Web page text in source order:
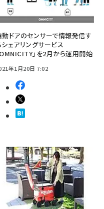
動ドアのセンサーで情報発信す
シェアリングサービス
OMNICITY」を2月から運用開始
年1月20日 7:02